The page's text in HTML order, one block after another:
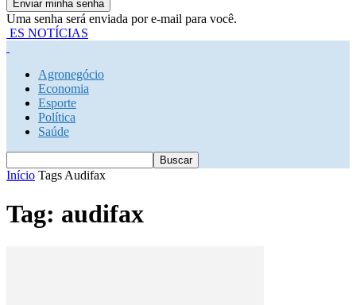
Uma senha será enviada por e-mail para você.
ES NOTÍCIAS
Agronegócio
Economia
Esporte
Política
Saúde
Início Tags Audifax
Tag: audifax